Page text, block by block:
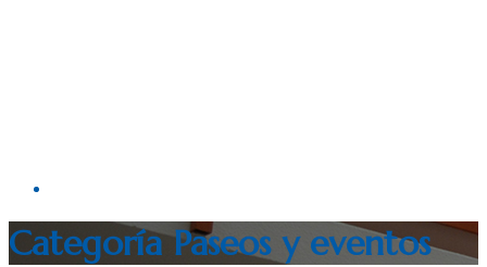
Categoría Paseos y eventos